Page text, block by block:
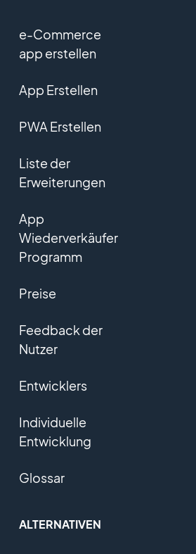
e-Commerce
app erstellen
App Erstellen
PWA Erstellen
Liste der
Erweiterungen
App
Wiederverkäufer
Programm
Preise
Feedback der
Nutzer
Entwicklers
Individuelle
Entwicklung
Glossar
ALTERNATIVEN